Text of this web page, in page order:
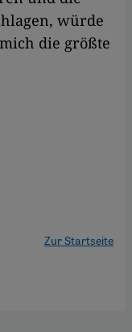
würde
die größte
Zur Startseite